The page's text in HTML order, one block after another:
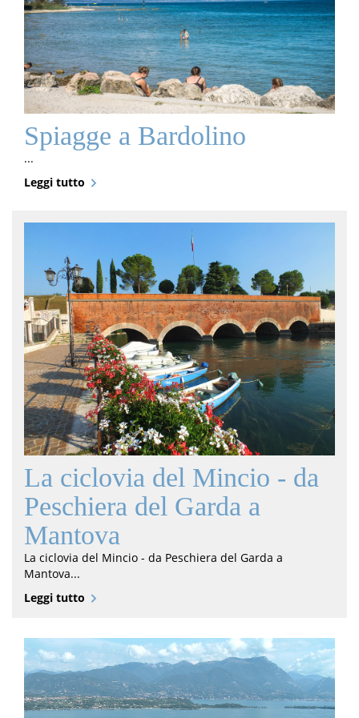
Spiagge a Bardolino
...
Leggi tutto
La ciclovia del Mincio - da
Peschiera del Garda a
Mantova
La ciclovia del Mincio - da Peschiera del Garda a
Mantova...
Leggi tutto